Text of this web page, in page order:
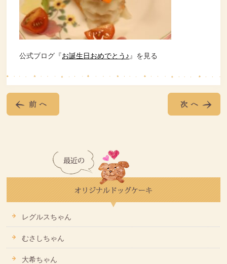
公式ブログ『お誕生日おめでとう♪ 』を見る
レグルスちゃん
むさしちゃん
大希ちゃん